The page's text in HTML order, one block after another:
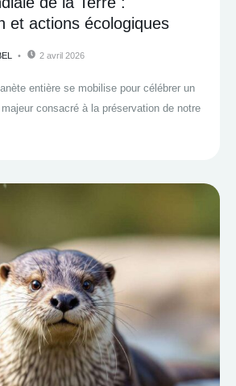
et actions écologiques
2 avril 2026
entière se mobilise pour célébrer un
consacré à la préservation de notre